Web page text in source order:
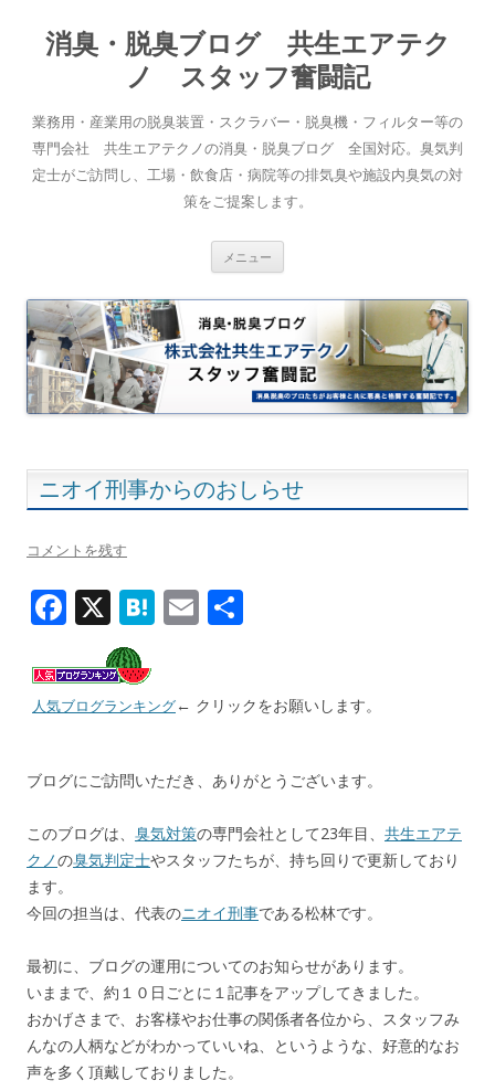
消臭・脱臭ブログ 共生エアテク
ノ スタッフ奮闘記
業務用・産業用の脱臭装置・スクラバー・脱臭機・フィルター等の
専門会社 共生エアテクノの消臭・脱臭ブログ 全国対応。臭気判
定士がご訪問し、工場・飲食店・病院等の排気臭や施設内臭気の対
策をご提案します。
メニュー
ニオイ刑事からのおしらせ
コメントを残す
F
e
b
o
k
X H
n
E
l
人気ブログランキング← クリックをお願いします。
ブログにご訪問いただき、ありがとうございます。
このブログは、 臭気対策の専門会社として23年目、 共生エアテ
クノの臭気判定士やスタッフたちが、持ち回りで更新しており
ます。
今回の担当は、代表のニオイ刑事である松林です。
最初に、ブログの運用についてのお知らせがあります。
いままで、約１０日ごとに１記事をアップしてきました。
おかげさまで、お客様やお仕事の関係者各位から、スタッフみ
んなの人柄などがわかっていいね、というような、好意的なお
声を多く頂戴しておりました。